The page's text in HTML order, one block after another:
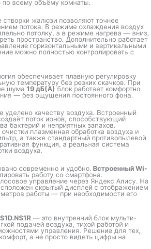
по всему объёму комнаты.
створки жалюзи позволяют точнее
потока. В режиме охлаждения воздух
потолку, а в режиме нагрева — вниз,
пространство. Дополнительно работает
горизонтальными и вертикальными
можно полностью контролировать с
обеспечивает плавную регулировку
температуру без резких скачков. При
шума 19 дБ(А)блок работает комфортно
— без ощущения постоянного фона.
уделено качеству воздуха. Встроенный
поток ионов, способствующий
бактерий и неприятных запахов.
плазменная обработка воздуха и
а также стандартный противопылевой
функция, а реальная система
воздуха.
современно и удобно. Встроенный Wi-
работу со смартфона.
управление через Яндекс Алису. На
скрытый дисплей с отображением
работы — при необходимости его
— это внутренний блок мульти-
подачей воздуха, тихой работой и
управления. Решение для тех,
а не просто видеть цифры на